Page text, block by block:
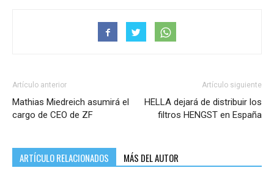
Artículo anterior
Mathias Miedreich asumirá el
cargo de CEO de ZF
Artículo siguiente
HELLA dejará de distribuir los
filtros HENGST en España
ARTÍCULO RELACIONADOS MÁS DEL AUTOR